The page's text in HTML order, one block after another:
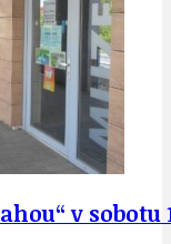
v sobotu